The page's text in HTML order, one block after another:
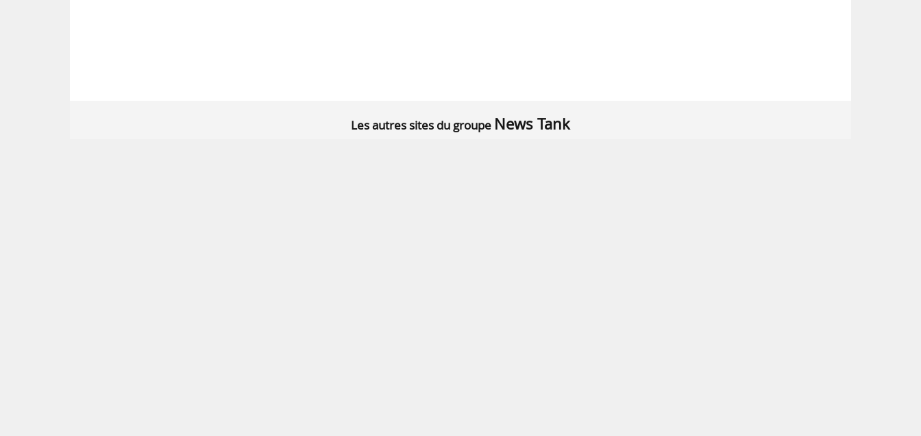
Les autres sites du groupe News Tank